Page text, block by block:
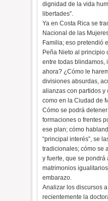
dignidad de la vida
libertades”.
Ya en Costa Rica se
Nacional de las
Familia; eso pretendió
Peña Nieto al principio
entre todas blindamos,
ahora? ¿Cómo le
divisiones absurdas,
alianzas con partidos y
como en la Ciudad de
Cómo se podrá
formaciones o frentes
ese plan; cómo
“principal interés”, se
tradicionales; cómo se
y fuerte, que se pondrá
matrimonios
embarazo.
Analizar los discursos
recientemente la